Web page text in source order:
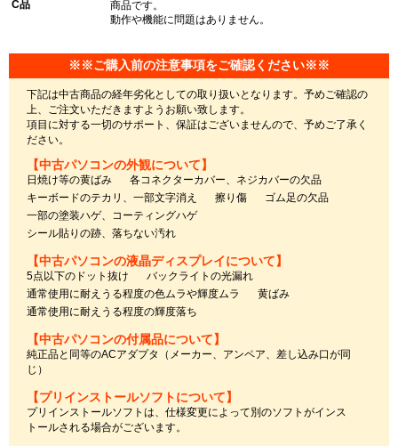
C品
商品です。
動作や機能に問題はありません。
※※ご購入前の注意事項をご確認ください※※
下記は中古商品の経年劣化としての取り扱いとなります。予めご確認の
上、ご注文いただきますようお願い致します。
項目に対する一切のサポート、保証はございませんので、予めご了承く
ださい。
【中古パソコンの外観について】
日焼け等の黄ばみ
各コネクターカバー、ネジカバーの欠品
キーボードのテカリ、一部文字消え
擦り傷
ゴム足の欠品
一部の塗装ハゲ、コーティングハゲ
シール貼りの跡、落ちない汚れ
【中古パソコンの液晶ディスプレイについて】
5点以下のドット抜け
バックライトの光漏れ
通常使用に耐えうる程度の色ムラや輝度ムラ
黄ばみ
通常使用に耐えうる程度の輝度落ち
【中古パソコンの付属品について】
純正品と同等のACアダプタ（メーカー、アンペア、差し込み口が同
じ）
【プリインストールソフトについて】
プリインストールソフトは、仕様変更によって別のソフトがインス
トールされる場合がございます。